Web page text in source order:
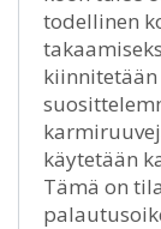
todellinen
kiinnitetään
käytetään
Tämä on